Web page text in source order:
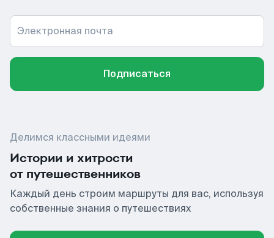
Электронная почта
Подписаться
Делимся классными идеями
Истории и хитрости
от путешественников
Каждый день строим маршруты для вас, используя
собственные знания о путешествиях